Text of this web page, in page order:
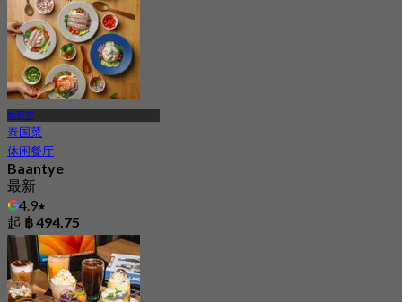
4.7
13.3K 已预订
起฿ 129
帕那空
泰国菜
休闲餐厅
Baantye
最新
4.9
起 ฿ 494.75